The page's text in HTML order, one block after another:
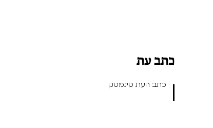
כתב עת
כתב העת סינמטק